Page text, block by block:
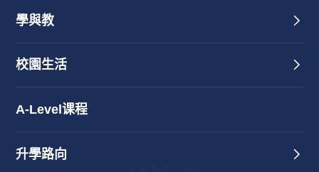
學與教
校園生活
A-Level课程
升學路向